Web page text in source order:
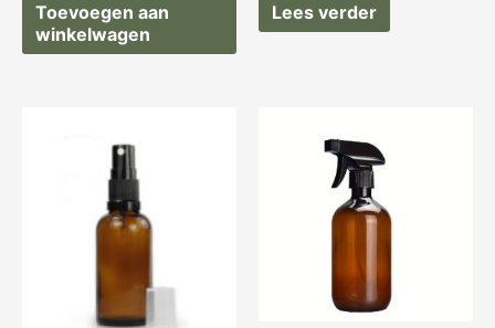
Toevoegen aan
winkelwagen
Lees verder
€ 4,79.
is:
€ 2,97.
prijs
was:
€ 8,99.
is:
€ 6,97.